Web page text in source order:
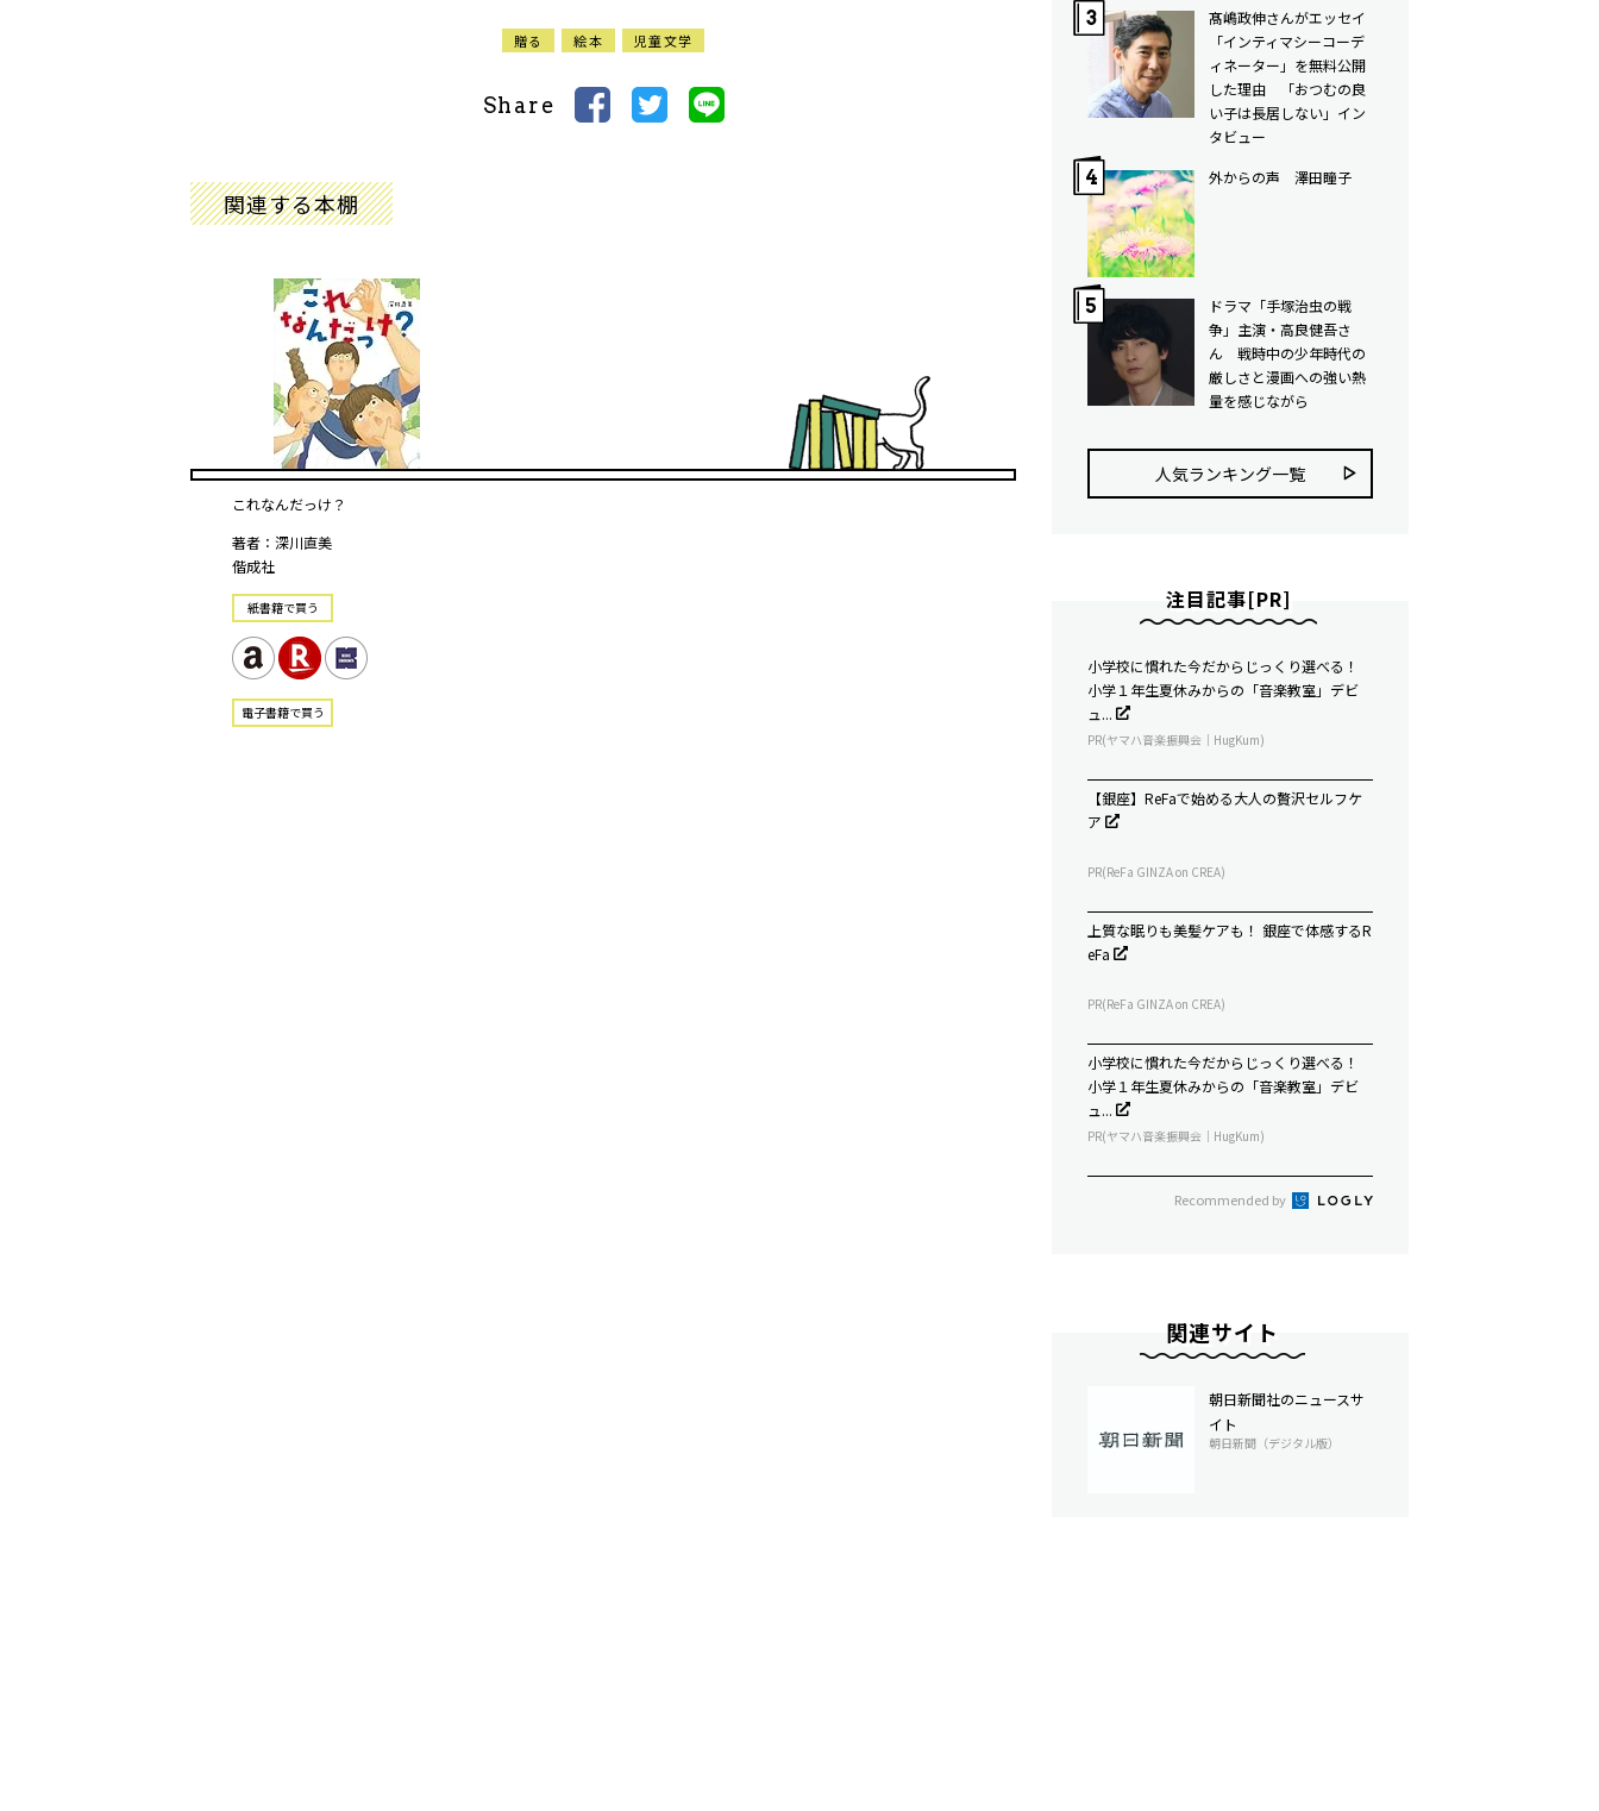
贈る 絵本 児童文学
Share
関連する本棚
これなんだっけ？
著者：深川直美
偕成社
紙書籍で買う
電⼦書籍で買う
髙嶋政伸さんがエッセイ
「インティマシーコーデ
ィネーター」を無料公開
した理由 「おつむの良
い子は長居しない」イン
タビュー
外からの声 澤田瞳子
ドラマ「手塚治虫の戦
争」主演・高良健吾さ
ん 戦時中の少年時代の
厳しさと漫画への強い熱
量を感じながら
人気ランキング⼀覧
注目記事[PR]
小学校に慣れた今だからじっくり選べる！
小学１年生夏休みからの「音楽教室」デビ
ュ...
PR(ヤマハ音楽振興会｜HugKum)
【銀座】ReFaで始める大人の贅沢セルフケ
ア
PR(ReFa GINZA on CREA)
上質な眠りも美髪ケアも！ 銀座で体感するR
eFa
PR(ReFa GINZA on CREA)
小学校に慣れた今だからじっくり選べる！
小学１年生夏休みからの「音楽教室」デビ
ュ...
PR(ヤマハ音楽振興会｜HugKum)
Recommended by
関連サイト
朝日新聞社のニュースサ
イト
朝日新聞（デジタル版）